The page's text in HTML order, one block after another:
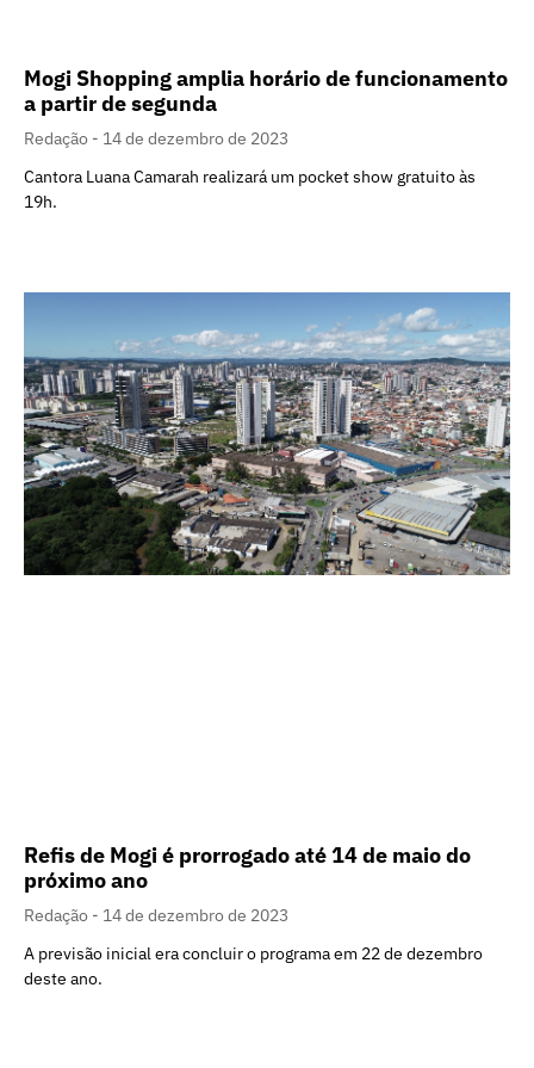
Mogi Shopping amplia horário de funcionamento
a partir de segunda
Redação
14 de dezembro de 2023
Cantora Luana Camarah realizará um pocket show gratuito às
19h.
Refis de Mogi é prorrogado até 14 de maio do
próximo ano
Redação
14 de dezembro de 2023
A previsão inicial era concluir o programa em 22 de dezembro
deste ano.